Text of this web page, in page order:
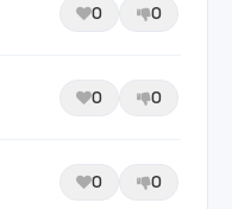
0 0
0 0
0 0